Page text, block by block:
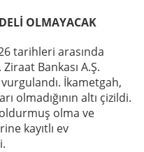
OLMAYACAK
tarihleri arasında
Bankası A.Ş.
İkametgah,
olmadığının altı çizildi.
olma ve
kayıtlı ev